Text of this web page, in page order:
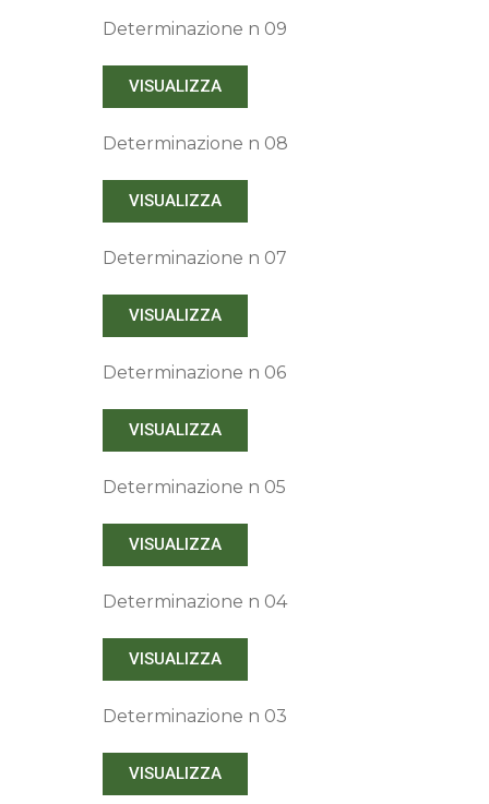
Determinazione n 09
VISUALIZZA
Determinazione n 08
VISUALIZZA
Determinazione n 07
VISUALIZZA
Determinazione n 06
VISUALIZZA
Determinazione n 05
VISUALIZZA
Determinazione n 04
VISUALIZZA
Determinazione n 03
VISUALIZZA